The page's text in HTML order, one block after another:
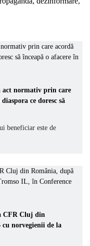
act normativ prin care
ce doresc să
beneficiar este de
CFR Cluj din
cu norvegienii de la